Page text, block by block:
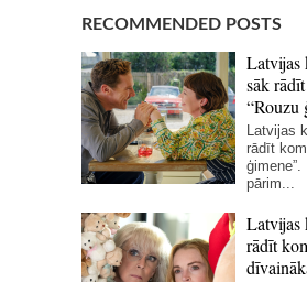
RECOMMENDED POSTS
Latvijas
sāk
“Rouzu
Latvijas
rādīt
pārim...
Latvijas
rādīt